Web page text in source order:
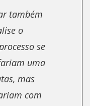
também
o
se
uma
mas
com